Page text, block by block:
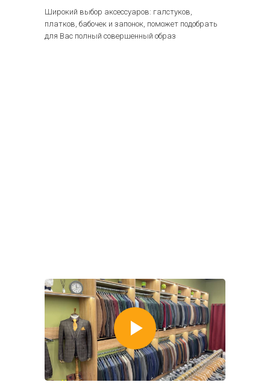
Широкий выбор аксессуаров: галстуков,
платков, бабочек и запонок, поможет подобрать
для Вас полный совершенный образ